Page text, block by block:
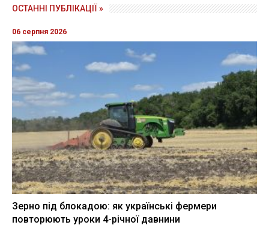
ОСТАННІ ПУБЛІКАЦІЇ »
06 серпня 2026
Зерно під блокадою: як українські фермери
повторюють уроки 4-річної давнини